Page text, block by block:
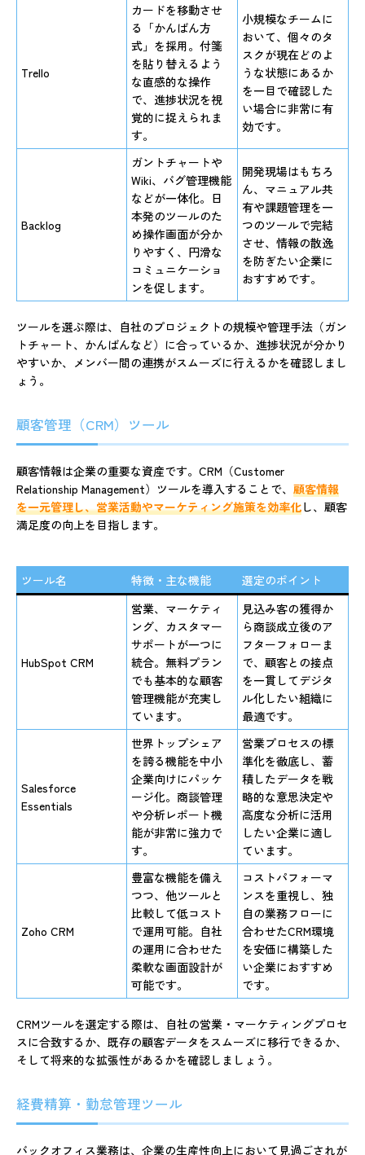
Trello
カードを移動させ
る「かんばん方
式」を採用。付箋
を貼り替えるよう
な直感的な操作
で、進捗状況を視
覚的に捉えられま
す。
小規模なチームに
おいて、個々のタ
スクが現在どのよ
うな状態にあるか
を一目で確認した
い場合に非常に有
効です。
Backlog
ガントチャートや
Wiki、バグ管理機能
などが一体化。日
本発のツールのた
め操作画面が分か
りやすく、円滑な
コミュニケーショ
ンを促します。
開発現場はもちろ
ん、マニュアル共
有や課題管理を一
つのツールで完結
させ、情報の散逸
を防ぎたい企業に
おすすめです。
ツールを選ぶ際は、自社のプロジェクトの規模や管理手法（ガン
トチャート、かんばんなど）に合っているか、進捗状況が分かり
やすいか、メンバー間の連携がスムーズに行えるかを確認しまし
ょう。
顧客管理（CRM）ツール
顧客情報は企業の重要な資産です。CRM（Customer
Relationship Management）ツールを導入することで、 顧客情報
を一元管理し、営業活動やマーケティング施策を効率化し、顧客
満足度の向上を目指します。
ツール名 特徴・主な機能 選定のポイント
HubSpot CRM
営業、マーケティ
ング、カスタマー
サポートが一つに
統合。無料プラン
でも基本的な顧客
管理機能が充実し
ています。
見込み客の獲得か
ら商談成立後のア
フターフォローま
で、顧客との接点
を一貫してデジタ
ル化したい組織に
最適です。
Salesforce
Essentials
世界トップシェア
を誇る機能を中小
企業向けにパッケ
ージ化。商談管理
や分析レポート機
能が非常に強力で
す。
営業プロセスの標
準化を徹底し、蓄
積したデータを戦
略的な意思決定や
高度な分析に活用
したい企業に適し
ています。
Zoho CRM
豊富な機能を備え
つつ、他ツールと
比較して低コスト
で運用可能。自社
の運用に合わせた
柔軟な画面設計が
可能です。
コストパフォーマ
ンスを重視し、独
自の業務フローに
合わせたCRM環境
を安価に構築した
い企業におすすめ
です。
CRMツールを選定する際は、自社の営業・マーケティングプロセ
スに合致するか、既存の顧客データをスムーズに移行できるか、
そして将来的な拡張性があるかを確認しましょう。
経費精算・勤怠管理ツール
バックオフィス業務は、企業の生産性向上において見過ごされが